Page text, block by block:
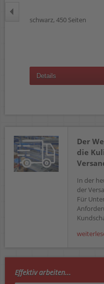
schwarz, 450 Seiten
Details
Der
die
In der
der
Für
Effektiv arbeiten...